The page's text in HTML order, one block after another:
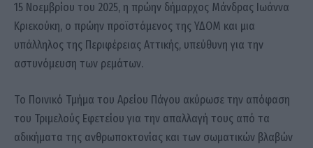
15 Νοεμβρίου του 2025, η πρώην δήμαρχος Μάνδρας Ιωάννα
Κριεκούκη, ο πρώην προϊστάμενος της ΥΔΟΜ και μια
υπάλληλος της Περιφέρειας Αττικής, υπεύθυνη για την
αστυνόμευση των ρεμάτων.
Tο Ποινικό Τμήμα του Αρείου Πάγου ακύρωσε την απόφαση
του Τριμελούς Εφετείου για την απαλλαγή τους από τα
αδικήματα της ανθρωποκτονίας και των σωματικών βλαβών